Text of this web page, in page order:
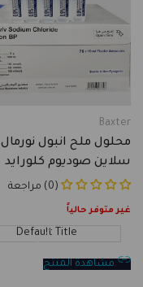
Vendor:
Baxter
محلول ملح انبول نورمال
سلاين صوديوم كلورايد
(0) مراجعة
غير متوفر حالياً
Default Title
مشاهدة المنتج